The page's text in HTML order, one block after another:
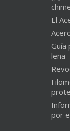
El
Guía
leña
por